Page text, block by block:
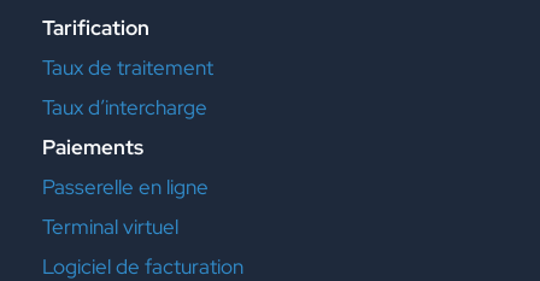
Tarification
Taux de traitement
Taux d’intercharge
Paiements
Passerelle en ligne
Terminal virtuel
Logiciel de facturation